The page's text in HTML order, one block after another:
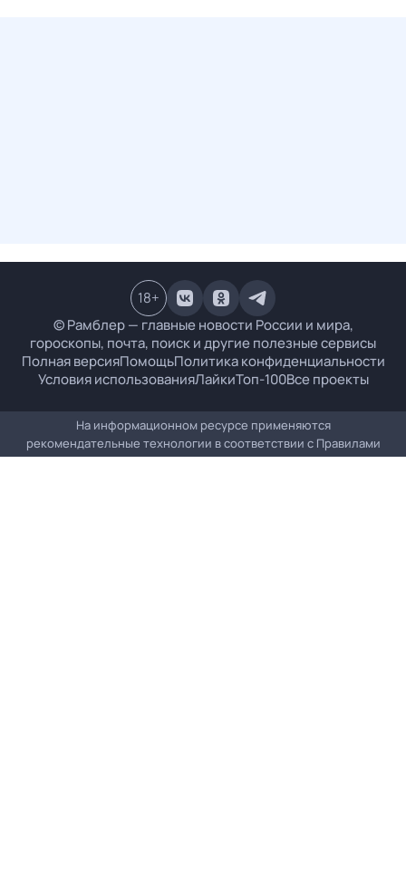
© Рамблер — главные новости России и мира,
гороскопы, почта, поиск и другие полезные сервисы
Полная версияПомощьПолитика конфиденциальности
Условия использованияЛайкиТоп-100Все проекты
18+
На информационном ресурсе применяются
рекомендательные технологии в соответствии с Правилами